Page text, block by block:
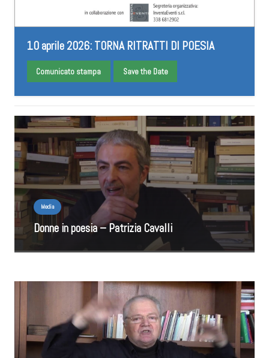
10 aprile 2026: TORNA RITRATTI DI POESIA
Comunicato stampa Save the Date
Media
Donne in poesia – Patrizia Cavalli